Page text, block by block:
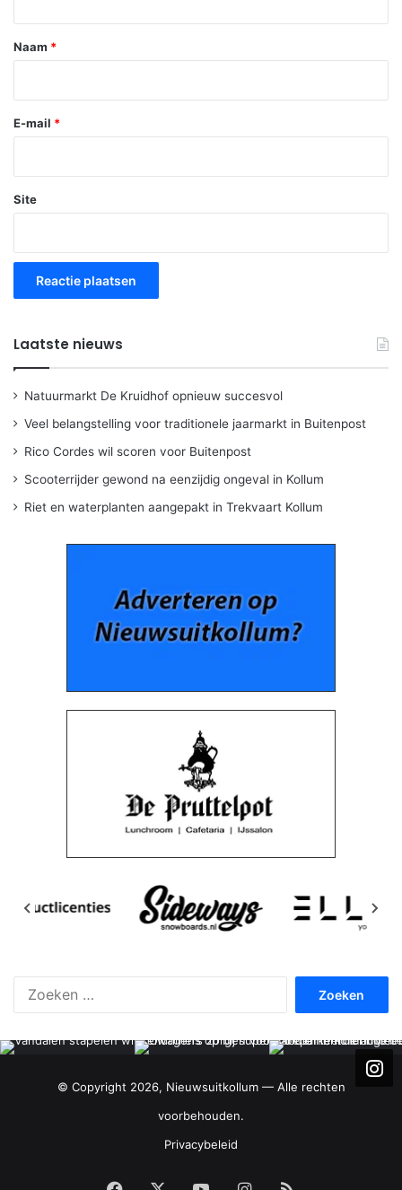
*
Naam *
E-mail *
Site
Laatste nieuws
Natuurmarkt De Kruidhof opnieuw succesvol
Veel belangstelling voor traditionele jaarmarkt in Buitenpost
Rico Cordes wil scoren voor Buitenpost
Scooterrijder gewond na eenzijdig ongeval in Kollum
Riet en waterplanten aangepakt in Trekvaart Kollum
© Copyright 2026, Nieuwsuitkollum — Alle rechten
voorbehouden.
Privacybeleid